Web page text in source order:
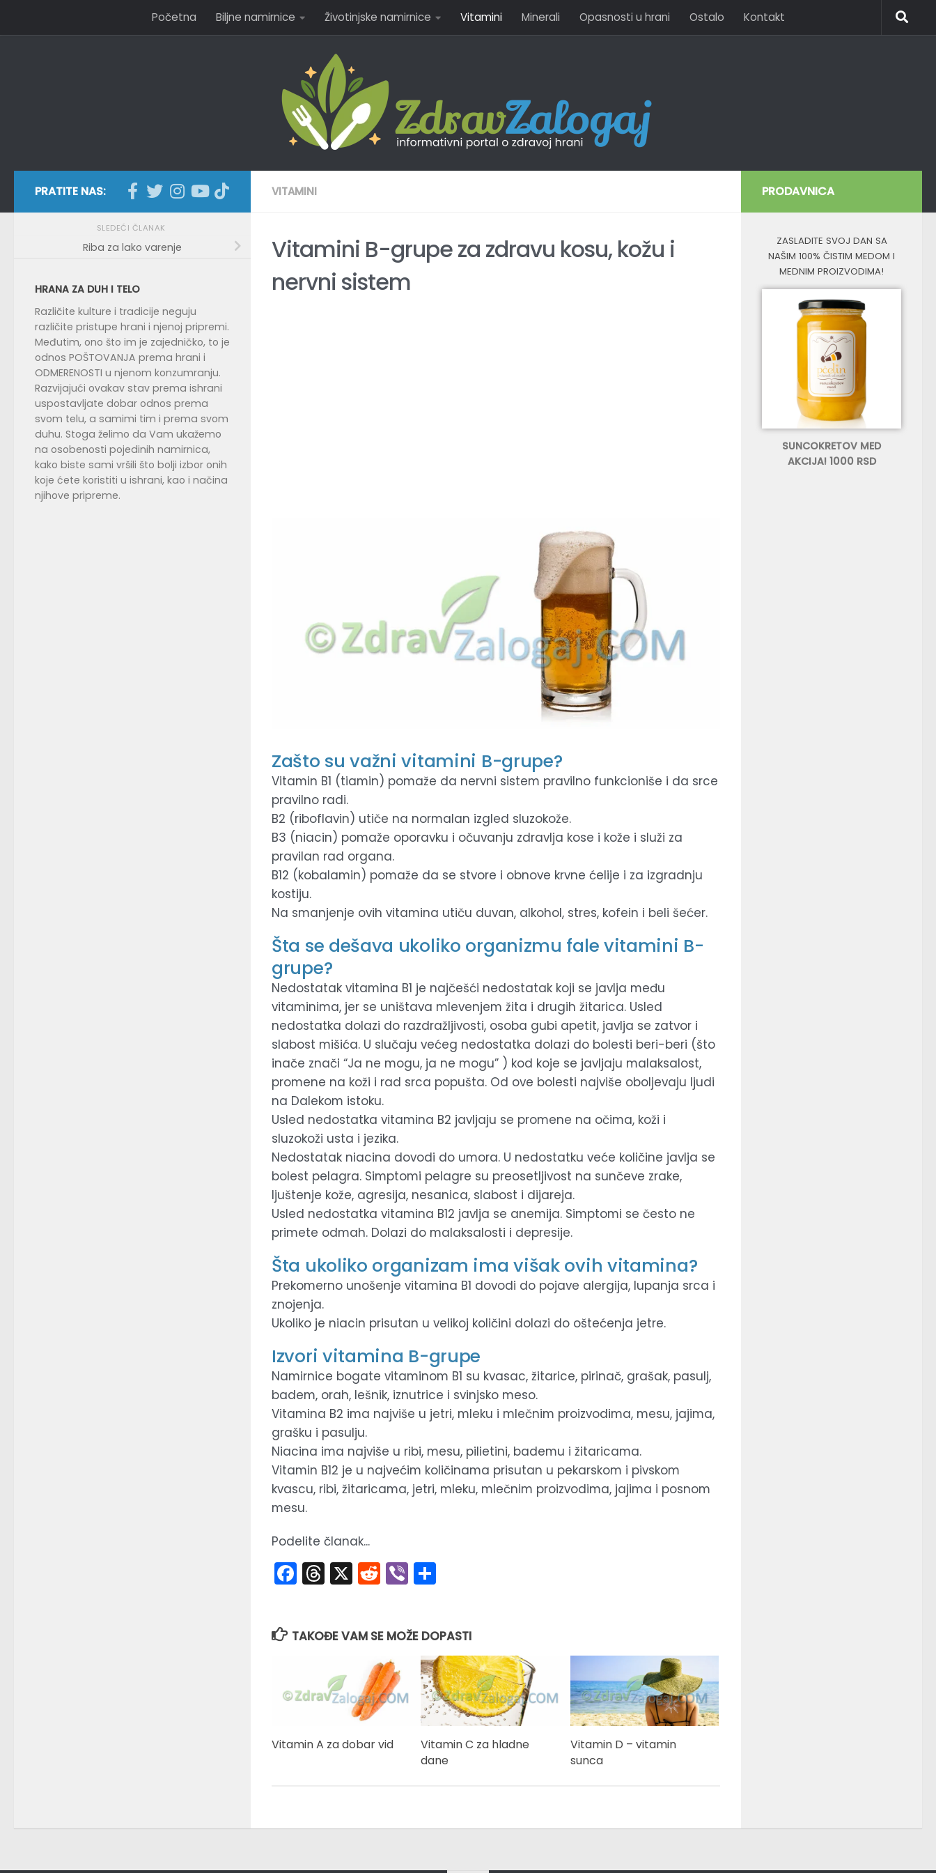
Početna Biljne namirnice Životinjske namirnice Vitamini Minerali Opasnosti u hrani Ostalo Kontakt
VITAMINI
Vitamini B-grupe za zdravu kosu, kožu i
nervni sistem
Zašto su važni vitamini B-grupe?
Vitamin B1 (tiamin) pomaže da nervni sistem pravilno funkcioniše i da srce
pravilno radi.
B2 (riboflavin) utiče na normalan izgled sluzokože.
B3 (niacin) pomaže oporavku i očuvanju zdravlja kose i kože i služi za
pravilan rad organa.
B12 (kobalamin) pomaže da se stvore i obnove krvne ćelije i za izgradnju
kostiju.
Na smanjenje ovih vitamina utiču duvan, alkohol, stres, kofein i beli šećer.
Šta se dešava ukoliko organizmu fale vitamini B-
grupe?
Nedostatak vitamina B1 je najčešći nedostatak koji se javlja među
vitaminima, jer se uništava mlevenjem žita i drugih žitarica. Usled
nedostatka dolazi do razdražljivosti, osoba gubi apetit, javlja se zatvor i
slabost mišića. U slučaju većeg nedostatka dolazi do bolesti beri-beri (što
inače znači “Ja ne mogu, ja ne mogu” ) kod koje se javljaju malaksalost,
promene na koži i rad srca popušta. Od ove bolesti najviše oboljevaju ljudi
na Dalekom istoku.
Usled nedostatka vitamina B2 javljaju se promene na očima, koži i
sluzokoži usta i jezika.
Nedostatak niacina dovodi do umora. U nedostatku veće količine javlja se
bolest pelagra. Simptomi pelagre su preosetljivost na sunčeve zrake,
ljuštenje kože, agresija, nesanica, slabost i dijareja.
Usled nedostatka vitamina B12 javlja se anemija. Simptomi se često ne
primete odmah. Dolazi do malaksalosti i depresije.
Šta ukoliko organizam ima višak ovih vitamina?
Prekomerno unošenje vitamina B1 dovodi do pojave alergija, lupanja srca i
znojenja.
Ukoliko je niacin prisutan u velikoj količini dolazi do oštećenja jetre.
Izvori vitamina B-grupe
Namirnice bogate vitaminom B1 su kvasac, žitarice, pirinač, grašak, pasulj,
badem, orah, lešnik, iznutrice i svinjsko meso.
Vitamina B2 ima najviše u jetri, mleku i mlečnim proizvodima, mesu, jajima,
grašku i pasulju.
Niacina ima najviše u ribi, mesu, pilietini, bademu i žitaricama.
Vitamin B12 je u najvećim količinama prisutan u pekarskom i pivskom
kvascu, ribi, žitaricama, jetri, mleku, mlečnim proizvodima, jajima i posnom
mesu.
Podelite članak...
Facebook
Threads
X Reddit
Viber
TAKOĐE VAM SE MOŽE DOPASTI
Vitamin A za dobar vid
Vitamin C za hladne
dane
Vitamin D – vitamin
sunca
PRATITE NAS:
SLEDEĆI ČLANAK
Riba za lako varenje
HRANA ZA DUH I TELO
Različite kulture i tradicije neguju
različite pristupe hrani i njenoj pripremi.
Međutim, ono što im je zajedničko, to je
odnos POŠTOVANJA prema hrani i
ODMERENOSTI u njenom konzumranju.
Razvijajući ovakav stav prema ishrani
uspostavljate dobar odnos prema
svom telu, a samimi tim i prema svom
duhu. Stoga želimo da Vam ukažemo
na osobenosti pojedinih namirnica,
kako biste sami vršili što bolji izbor onih
koje ćete koristiti u ishrani, kao i načina
njihove pripreme.
PRODAVNICA
ZASLADITE SVOJ DAN SA
NAŠIM 100% ČISTIM MEDOM I
MEDNIM PROIZVODIMA!
SUNCOKRETOV MED
AKCIJA! 1000 RSD